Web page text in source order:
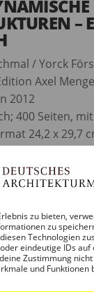
zu bieten,
zu
Technologien
eindeutige IDs auf
Zustimmung
und Funktionen
–
/ Yorck
Axel
2012
400 Seiten,
24,2 x 29,7
Yorck
Weiß.